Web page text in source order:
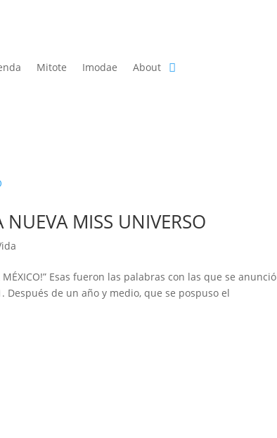
Mitote Imodae About
NUEVA MISS UNIVERSO
Esas fueron las palabras con las que se anunció
Después de un año y medio, que se pospuso el